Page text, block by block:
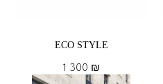
ECO STYLE
1 300 ₪